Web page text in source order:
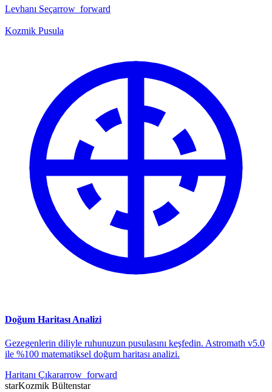
Levhanı Seçarrow_forward
Kozmik Pusula
Doğum Haritası Analizi
Gezegenlerin diliyle ruhunuzun pusulasını keşfedin. Astromath v5.0
ile %100 matematiksel doğum haritası analizi.
Haritanı Çıkararrow_forward
starKozmik Bültenstar